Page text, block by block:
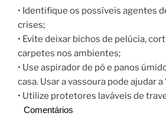
• Identifique os possíveis agentes
crises;
• Evite deixar bichos de pelúcia,
carpetes nos ambientes;
• Use aspirador de pó e panos
casa. Usar a vassoura pode ajudar a
• Utilize protetores laváveis de
Comentários